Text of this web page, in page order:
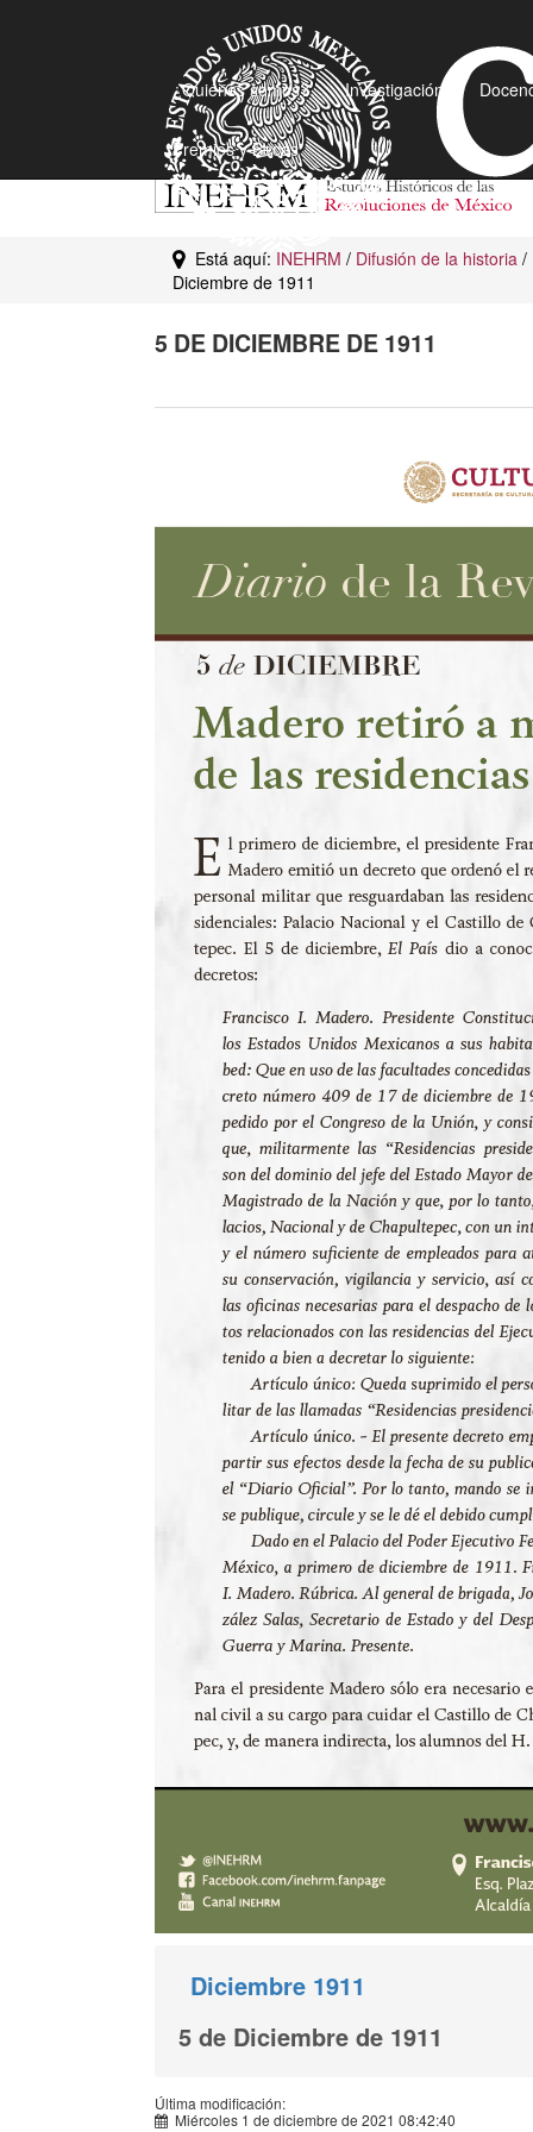
¿Quiénes somos? Investigación
Premios y Becas
Está aquí: INEHRM / Difusión de la historia /
Diciembre de 1911
5 DE DICIEMBRE DE 1911
Diciembre 1911
5 de Diciembre de 1911
Última modificación:
Miércoles 1 de diciembre de 2021 08:42:40